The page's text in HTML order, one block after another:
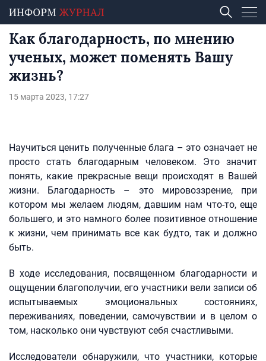
Как благодарность, по мнению
ученых, может поменять Вашу
жизнь?
15 марта 2023, 17:27
Научиться ценить полученные блага – это означает не
просто стать благодарным человеком. Это значит
понять, какие прекрасные вещи происходят в Вашей
жизни. Благодарность – это мировоззрение, при
котором мы желаем людям, давшим нам что-то, еще
большего, и это намного более позитивное отношение
к жизни, чем принимать все как будто, так и должно
быть.
В ходе исследования, посвященном благодарности и
ощущении благополучии, его участники вели записи об
испытываемых эмоциональных состояниях,
переживаниях, поведении, самочувствии и в целом о
том, насколько они чувствуют себя счастливыми.
Исследователи обнаружили, что участники, которые